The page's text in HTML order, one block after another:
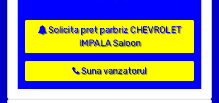
Solicita pret parbriz CHEVROLET
IMPALA Saloon
Suna vanzatorul